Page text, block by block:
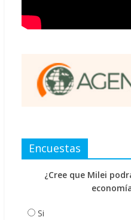
Encuestas
¿Cree que Milei
Si